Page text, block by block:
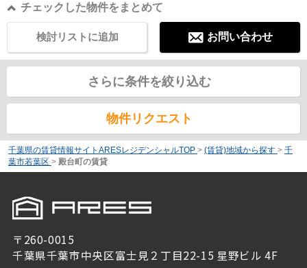
チェックした物件をまとめて
お問い合わせ
検討リストに追加
さらに条件を絞り込む
物件リクエスト
千葉県の賃貸情報サイトARESレジデンシャルTOP > (賃貸)地域から探す > 千
葉市若葉区 > 殿台町の賃貸
〒260-0015
千葉県千葉市中央区富士見２丁目22-15 星野ビル 4F